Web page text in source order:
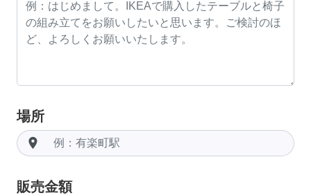
場所
room
販売金額